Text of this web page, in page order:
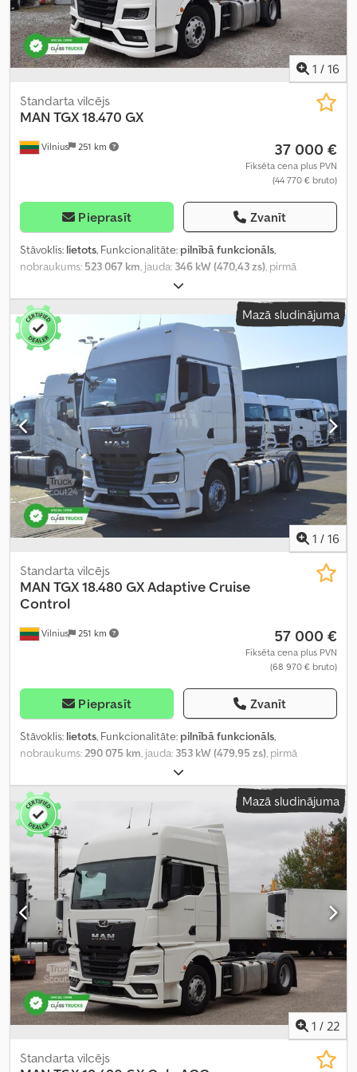
1 / 16
Vilnius 251 km
Standarta vilcējs
MAN TGX 18.470 GX
37 000 €
Fiksēta cena plus PVN
(44 770 € bruto)
Pieprasīt Zvanīt
Stāvoklis: lietots, Funkcionalitāte: pilnībā funkcionāls,
nobraukums: 523 067 km, jauda: 346 kW (470,43 zs), pirmā
, degvielas veids:
svars:8 088 kg, asu konfigurācija:4x2, riteņu bāze:390 mm, krāsa:
balts, pārnesuma veids: automātisks , emisijas klase:Euro 6,
Ražošanas gads:
2022, cilindru skaits: , dzinēja tilpums:
stūres rata pozīcija:
pilna apkope vēsture,
stūres pastiprinātājs,
Mazā sludinājuma
1 / 16
Vilnius 251 km
Standarta vilcējs
MAN TGX 18.480 GX Adaptive Cruise
Control
57 000 €
Fiksēta cena plus PVN
(68 970 € bruto)
Pieprasīt Zvanīt
Stāvoklis: lietots, Funkcionalitāte: pilnībā funkcionāls,
nobraukums:290 075 km, jauda: 353 kW (479,95 zs), pirmā
, degvielas veids:
svars:8 088 kg, asu konfigurācija:4x2, riteņu bāze:390 mm, krāsa:
balts, pārnesuma veids: automātisks , emisijas klase:Euro 6,
Ražošanas gads:
, cilindru skaits: , dzinēja tilpums: 12 419 cm³
stūres rata pozīcija:kreisais , Aprīkojums:pilna apkope vēsture,
stūres pastiprinātājs
Mazā sludinājuma
1 / 22
Standarta vilcējs